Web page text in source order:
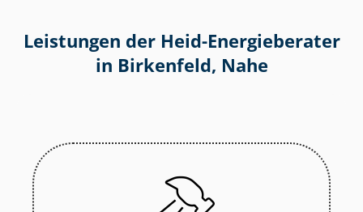
Leistungen der Heid-Energieberater
in Birkenfeld, Nahe